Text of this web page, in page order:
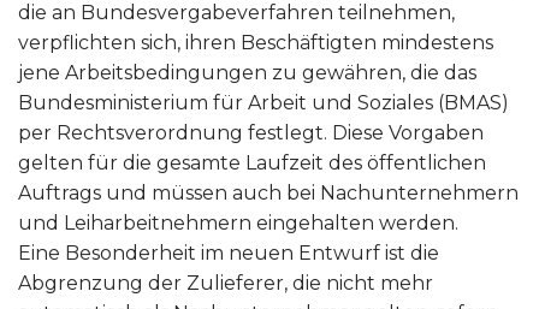
die an Bundesvergabeverfahren teilnehmen,
verpflichten sich, ihren Beschäftigten mindestens
jene Arbeitsbedingungen zu gewähren, die das
Bundesministerium für Arbeit und Soziales (BMAS)
per Rechtsverordnung festlegt. Diese Vorgaben
gelten für die gesamte Laufzeit des öffentlichen
Auftrags und müssen auch bei Nachunternehmern
und Leiharbeitnehmern eingehalten werden.
Eine Besonderheit im neuen Entwurf ist die
Abgrenzung der Zulieferer, die nicht mehr